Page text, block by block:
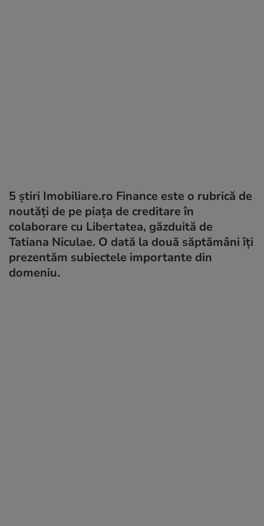
5 știri Imobiliare.ro Finance este o rubrică de
noutăți de pe piața de creditare în
colaborare cu Libertatea, găzduită de
Tatiana Niculae. O dată la două săptămâni îți
prezentăm subiectele importante din
domeniu.